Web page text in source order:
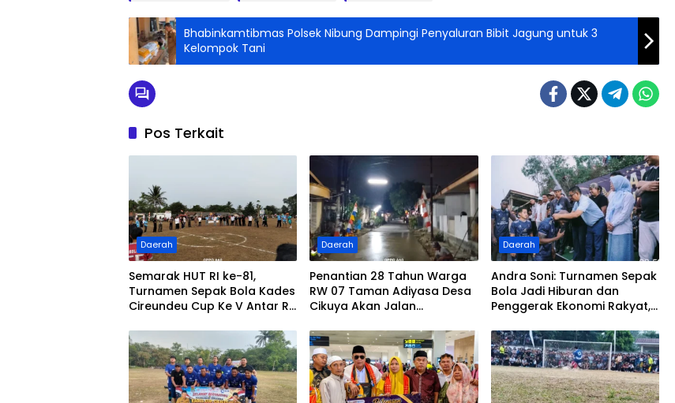
Bhabinkamtibmas Polsek Nibung Dampingi Penyaluran Bibit Jagung untuk 3
Kelompok Tani
Pos Terkait
Daerah
Semarak HUT RI ke-81,
Turnamen Sepak Bola Kades
Cireundeu Cup Ke V Antar RT
Lapangan FC Family
Daerah
Penantian 28 Tahun Warga
RW 07 Taman Adiyasa Desa
Cikuya Akan Jalan
Daerah
Andra Soni: Turnamen Sepak
Bola Jadi Hiburan dan
Penggerak Ekonomi Rakyat,
Grand Final Maung Cup 3